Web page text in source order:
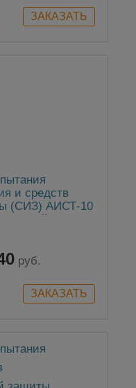
и средств
(СИЗ) АИСТ-10
руб.